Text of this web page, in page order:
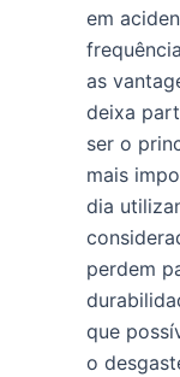
em
as
deixa
ser o
mais
dia
perdem
que
o